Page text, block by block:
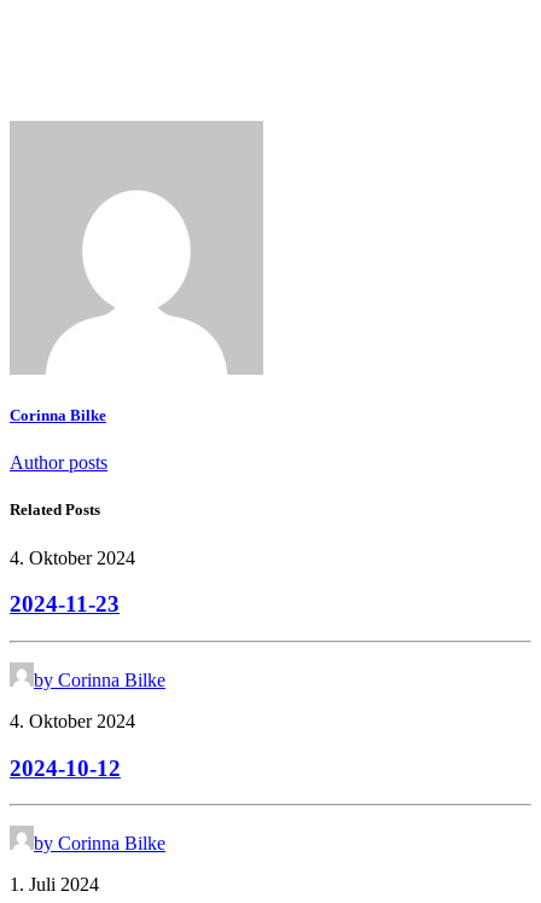
Corinna Bilke
Author posts
Related Posts
4. Oktober 2024
2024-11-23
by Corinna Bilke
4. Oktober 2024
2024-10-12
by Corinna Bilke
1. Juli 2024